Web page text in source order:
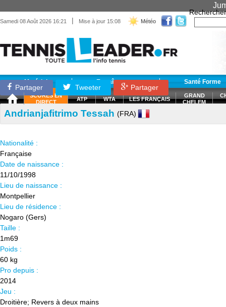
Samedi 08 Août 2026 16:21 | Mise à jour 15:08 Météo
Rechercher
Matériel Entraînement Santé Forme
SCORES EN
DIRECT
ATP WTA LES FRANÇAIS
GRAND
CHELEM
Partager Tweeter Partager
Andrianjafitrimo Tessah (FRA)
Nationalité :
Française
Date de naissance :
11/10/1998
Lieu de naissance :
Montpellier
Lieu de résidence :
Nogaro (Gers)
Taille :
1m69
Poids :
60 kg
Pro depuis :
2014
Jeu :
Droitière; Revers à deux mains